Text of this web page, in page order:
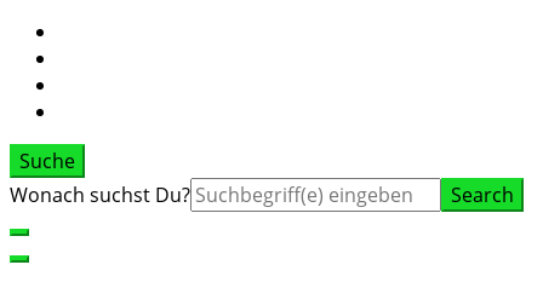
Suche
Suche
Wonach suchst Du?